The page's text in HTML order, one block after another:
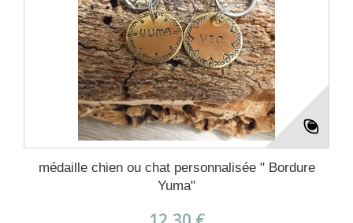
médaille chien ou chat personnalisée " Bordure
Yuma"